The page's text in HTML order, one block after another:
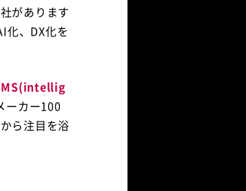
があります
化、DX化を
ーカー100
ら注目を浴